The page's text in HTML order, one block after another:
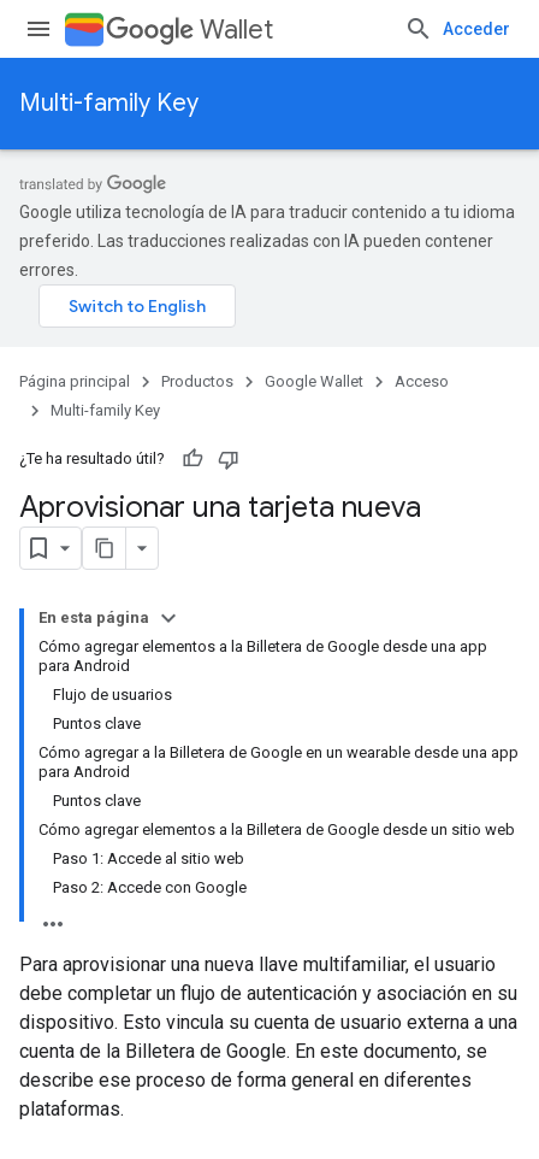
Wallet Acceder
Multi-family Key
Google utiliza tecnología de IA para traducir contenido a tu idioma
preferido. Las traducciones realizadas con IA pueden contener
errores.
Página principal Productos Google Wallet
Acceso
Multi-family Key
¿Te ha resultado útil?
Aprovisionar una tarjeta nueva
En esta página
Cómo agregar elementos a la Billetera de Google desde una app
para Android
Flujo de usuarios
Puntos clave
Cómo agregar a la Billetera de Google en un wearable desde una app
para Android
Puntos clave
Cómo agregar elementos a la Billetera de Google desde un sitio web
Paso 1: Accede al sitio web
Paso 2: Accede con Google
Para aprovisionar una nueva llave multifamiliar, el usuario
debe completar un flujo de autenticación y asociación en su
dispositivo. Esto vincula su cuenta de usuario externa a una
cuenta de la Billetera de Google. En este documento, se
describe ese proceso de forma general en diferentes
plataformas.